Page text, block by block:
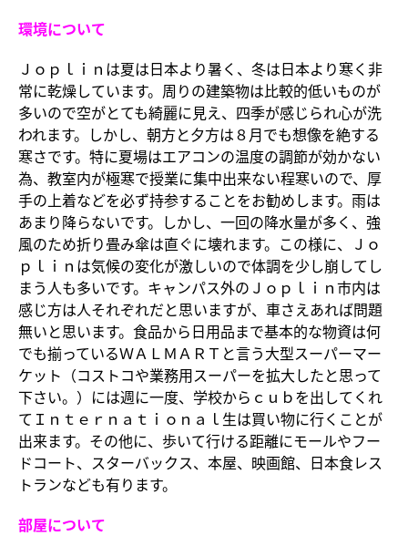
環境について
Ｊｏｐｌｉｎは夏は日本より暑く、冬は日本より寒く非
常に乾燥しています。周りの建築物は比較的低いものが
多いので空がとても綺麗に見え、四季が感じられ心が洗
われます。しかし、朝方と夕方は８月でも想像を絶する
寒さです。特に夏場はエアコンの温度の調節が効かない
為、教室内が極寒で授業に集中出来ない程寒いので、厚
手の上着などを必ず持参することをお勧めします。雨は
あまり降らないです。しかし、一回の降水量が多く、強
風のため折り畳み傘は直ぐに壊れます。この様に、Ｊｏ
ｐｌｉｎは気候の変化が激しいので体調を少し崩してし
まう人も多いです。キャンパス外のＪｏｐｌｉｎ市内は
感じ方は人それぞれだと思いますが、車さえあれば問題
無いと思います。食品から日用品まで基本的な物資は何
でも揃っているＷＡＬＭＡＲＴと言う大型スーパーマー
ケット（コストコや業務用スーパーを拡大したと思って
下さい。）には週に一度、学校からｃｕｂを出してくれ
てＩｎｔｅｒｎａｔｉｏｎａｌ生は買い物に行くことが
出来ます。その他に、歩いて行ける距離にモールやフー
ドコート、スターバックス、本屋、映画館、日本食レス
トランなども有ります。
部屋について